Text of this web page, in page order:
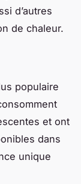
d’autres
de chaleur.
populaire
et ont
dans
unique